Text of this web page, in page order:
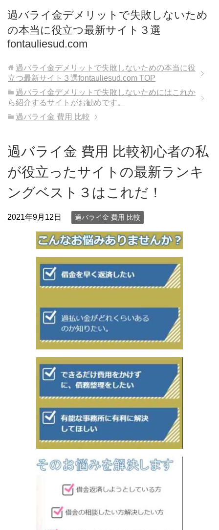
過バライ金デメリットで失敗しないため
の本当に役立つ最新サイト３選
fontauliesud.com
過バライ金デメリットで失敗しないための本当に役
立つ最新サイト３選fontauliesud.com TOP
過バライ金デメリットで失敗しないためにはこれか
ら紹介するサイトがお勧めです。
過バライ金 費用 比較
過バライ金 費用 比較初心者の私
が役立ったサイトの最新ランキ
ングベスト３はこれだ！
2021年9月12日 過バライ金 費用 比較